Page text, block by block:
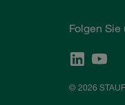
Folgen
© 2026